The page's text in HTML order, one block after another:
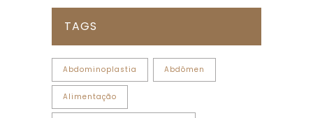
TAGS
Abdominoplastia Abdômen
Alimentação